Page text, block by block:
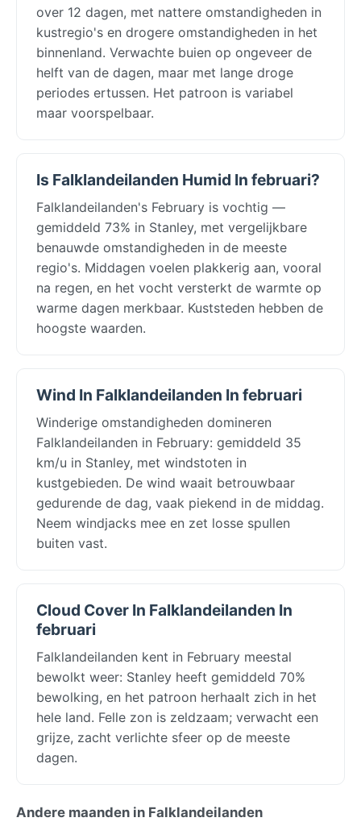
over 12 dagen, met nattere omstandigheden in
kustregio's en drogere omstandigheden in het
binnenland. Verwachte buien op ongeveer de
helft van de dagen, maar met lange droge
periodes ertussen. Het patroon is variabel
maar voorspelbaar.
Is Falklandeilanden Humid In februari?
Falklandeilanden's February is vochtig —
gemiddeld 73% in Stanley, met vergelijkbare
benauwde omstandigheden in de meeste
regio's. Middagen voelen plakkerig aan, vooral
na regen, en het vocht versterkt de warmte op
warme dagen merkbaar. Kuststeden hebben de
hoogste waarden.
Wind In Falklandeilanden In februari
Winderige omstandigheden domineren
Falklandeilanden in February: gemiddeld 35
km/u in Stanley, met windstoten in
kustgebieden. De wind waait betrouwbaar
gedurende de dag, vaak piekend in de middag.
Neem windjacks mee en zet losse spullen
buiten vast.
Cloud Cover In Falklandeilanden In
februari
Falklandeilanden kent in February meestal
bewolkt weer: Stanley heeft gemiddeld 70%
bewolking, en het patroon herhaalt zich in het
hele land. Felle zon is zeldzaam; verwacht een
grijze, zacht verlichte sfeer op de meeste
dagen.
Andere maanden in Falklandeilanden